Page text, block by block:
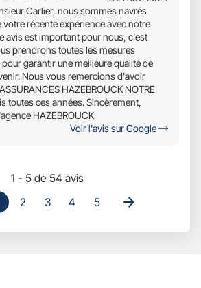
Carlier, nous sommes navrés
récente expérience avec notre
avis est important pour nous, c'est
prendrons toutes les mesures
garantir une meilleure qualité de
Nous vous remercions d'avoir
HAZEBROUCK NOTRE
toutes ces années. Sincèrement,
HAZEBROUCK
Voir l'avis sur Google
1 - 5 de 54 avis
2 3 4 5